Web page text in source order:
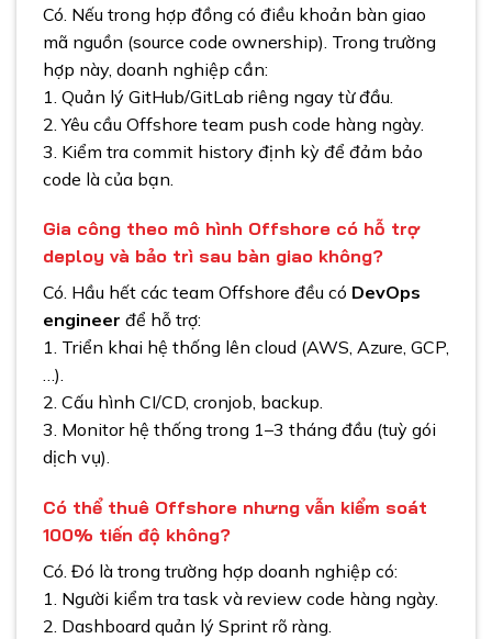
Có. Nếu trong hợp đồng có điều khoản bàn giao
mã nguồn (source code ownership). Trong trường
hợp này, doanh nghiệp cần:
1. Quản lý GitHub/GitLab riêng ngay từ đầu.
2. Yêu cầu Offshore team push code hàng ngày.
3. Kiểm tra commit history định kỳ để đảm bảo
code là của bạn.
Gia công theo mô hình Offshore có hỗ trợ
deploy và bảo trì sau bàn giao không?
Có. Hầu hết các team Offshore đều có DevOps
engineer để hỗ trợ:
1. Triển khai hệ thống lên cloud (AWS, Azure, GCP,
…).
2. Cấu hình CI/CD, cronjob, backup.
3. Monitor hệ thống trong 1–3 tháng đầu (tuỳ gói
dịch vụ).
Có thể thuê Offshore nhưng vẫn kiểm soát
100% tiến độ không?
Có. Đó là trong trường hợp doanh nghiệp có:
1. Người kiểm tra task và review code hàng ngày.
2. Dashboard quản lý Sprint rõ ràng.